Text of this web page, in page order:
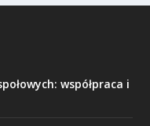
współpraca i